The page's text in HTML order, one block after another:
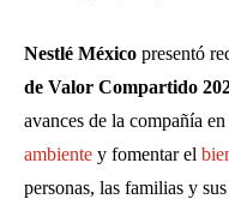
Nestlé México presentó
de Valor Compartido
avances de la compañía
ambiente y fomentar el
personas, las familias y